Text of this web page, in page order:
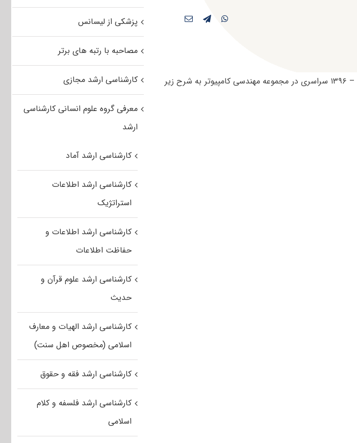
ظرفیت پذیرش آزمون کارشناسی ارشد ۱۳۹۵ – ۱۳۹۶ سراسری در مجموعه مهندسی کامپیوتر به شرح زیر
پزشکی از لیسانس
مصاحبه با رتبه های برتر
کارشناسی ارشد مجازی
معرفی گروه علوم انسانی کارشناسی
ارشد
کارشناسی ارشد آماد
کارشناسی ارشد اطلاعات
استراتژیک
کارشناسی ارشد اطلاعات و
حفاظت اطلاعات
کارشناسی ارشد علوم قرآن و
حدیث
کارشناسی ارشد الهیات و معارف
اسلامی (مخصوص اهل سنت)
کارشناسی ارشد فقه و حقوق
کارشناسی ارشد فلسفه و کلام
اسلامی